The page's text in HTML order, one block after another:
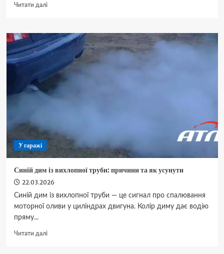
Читати даліДокладніше
Outlander
III
—
характеристики
та
огляд
У гаражі
Синій дим із вихлопної труби: причини та як усунути
22.03.2026
Синій дим із вихлопної труби — це сигнал про спалювання
моторної оливи у циліндрах двигуна. Колір диму дає водію
пряму...
Читати даліДокладніше